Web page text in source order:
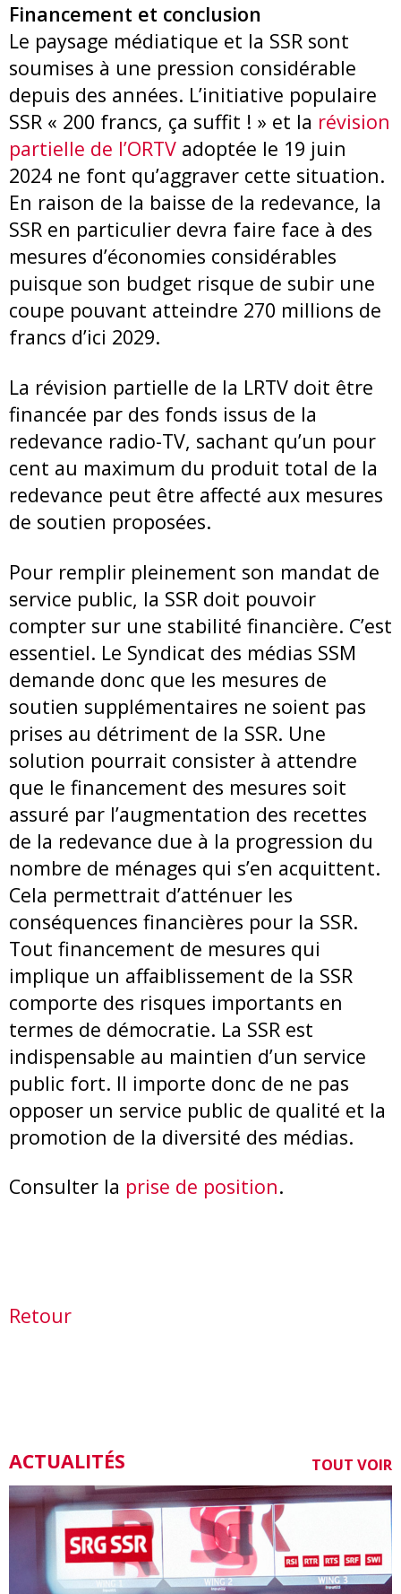
Financement et conclusion
Le paysage médiatique et la SSR sont
soumises à une pression considérable
depuis des années. L’initiative populaire
SSR « 200 francs, ça suffit ! » et la révision
partielle de l’ORTV adoptée le 19 juin
2024 ne font qu’aggraver cette situation.
En raison de la baisse de la redevance, la
SSR en particulier devra faire face à des
mesures d’économies considérables
puisque son budget risque de subir une
coupe pouvant atteindre 270 millions de
francs d’ici 2029.
La révision partielle de la LRTV doit être
financée par des fonds issus de la
redevance radio-TV, sachant qu’un pour
cent au maximum du produit total de la
redevance peut être affecté aux mesures
de soutien proposées.
Pour remplir pleinement son mandat de
service public, la SSR doit pouvoir
compter sur une stabilité financière. C’est
essentiel. Le Syndicat des médias SSM
demande donc que les mesures de
soutien supplémentaires ne soient pas
prises au détriment de la SSR. Une
solution pourrait consister à attendre
que le financement des mesures soit
assuré par l’augmentation des recettes
de la redevance due à la progression du
nombre de ménages qui s’en acquittent.
Cela permettrait d’atténuer les
conséquences financières pour la SSR.
Tout financement de mesures qui
implique un affaiblissement de la SSR
comporte des risques importants en
termes de démocratie. La SSR est
indispensable au maintien d’un service
public fort. Il importe donc de ne pas
opposer un service public de qualité et la
promotion de la diversité des médias.
Consulter la prise de position.
Retour
ACTUALITÉS TOUT VOIR